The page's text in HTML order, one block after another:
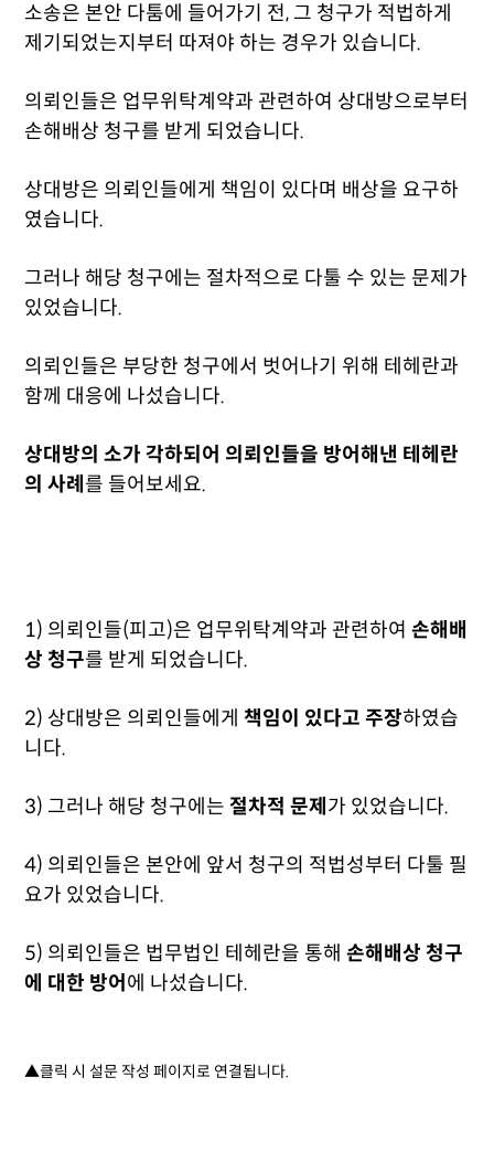
소송은 본안 다툼에 들어가기 전, 그 청구가 적법하게
제기되었는지부터 따져야 하는 경우가 있습니다.
의뢰인들은 업무위탁계약과 관련하여 상대방으로부터
손해배상 청구를 받게 되었습니다.
상대방은 의뢰인들에게 책임이 있다며 배상을 요구하
였습니다.
그러나 해당 청구에는 절차적으로 다툴 수 있는 문제가
있었습니다.
의뢰인들은 부당한 청구에서 벗어나기 위해 테헤란과
함께 대응에 나섰습니다.
상대방의 소가 각하되어 의뢰인들을 방어해낸 테헤란
의 사례 를 들어보세요.
1) 의뢰인들(피고)은 업무위탁계약과 관련하여손해배
상 청구를 받게 되었습니다.
2) 상대방은 의뢰인들에게 책임이 있다고 주장하였습
니다.
3) 그러나 해당 청구에는 절차적 문제 가 있었습니다.
4) 의뢰인들은 본안에 앞서 청구의 적법성부터 다툴 필
요가 있었습니다.
5) 의뢰인들은 법무법인 테헤란을 통해손해배상 청구
에 대한 방어 에 나섰습니다.
▲클릭 시 설문 작성 페이지로 연결됩니다.